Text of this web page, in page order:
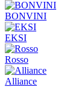
BONVINI
EKSI
Rosso
Alliance